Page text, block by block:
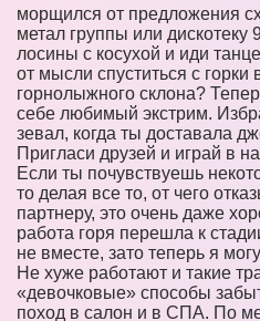
морщился от предложения
метал группы или
лосины с косухой и иди
от мысли спуститься с горки
горнолыжного склона?
себе любимый экстрим.
зевал, когда ты доставала
Пригласи друзей и играй в
Если ты почувствуешь
то делая все то, от чего
партнеру, это очень даже
работа горя перешла к
не вместе, зато теперь я
Не хуже работают и такие
«девочковые» способы
поход в салон и в СПА. По